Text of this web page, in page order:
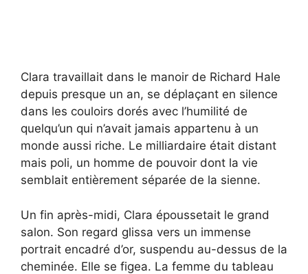
Clara travaillait dans le manoir de Richard Hale
depuis presque un an, se déplaçant en silence
dans les couloirs dorés avec l’humilité de
quelqu’un qui n’avait jamais appartenu à un
monde aussi riche. Le milliardaire était distant
mais poli, un homme de pouvoir dont la vie
semblait entièrement séparée de la sienne.
Un fin après-midi, Clara époussetait le grand
salon. Son regard glissa vers un immense
portrait encadré d’or, suspendu au-dessus de la
cheminée. Elle se figea. La femme du tableau